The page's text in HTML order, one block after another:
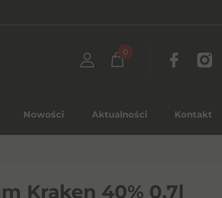
0
Nowości Aktualności Kontakt
Kraken 40% 0,7l